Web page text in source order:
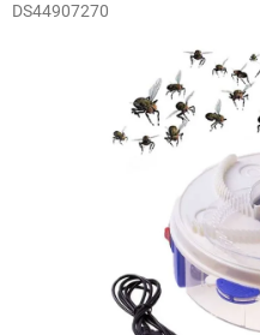
DS44907270